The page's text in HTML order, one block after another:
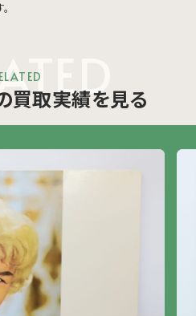
買取実績を見る